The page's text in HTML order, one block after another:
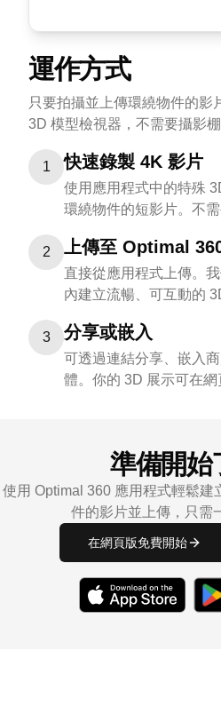
運作方式
只要拍攝並上傳環繞物件的影
3D 模型檢視器，不需要攝影棚
1 快速錄製 4K 影片
使用應用程式中的特殊
環繞物件的短影片。不
2 上傳至 Optimal
直接從應用程式上傳。
內建立流暢、可互動的
3 分享或嵌入
可透過連結分享、嵌入
體。你的 3D 展示可在網
準備開始
使用 Optimal 360 應用程式輕鬆建
件的影片並上傳，只需
在網頁版免費開始